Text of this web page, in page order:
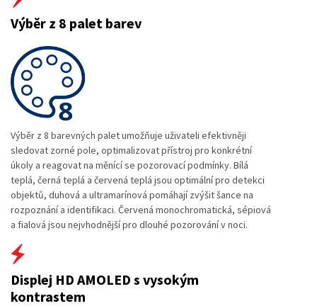
Výběr z 8 palet barev
Výběr z 8 barevných palet umožňuje uživateli efektivněji
sledovat zorné pole, optimalizovat přístroj pro konkrétní
úkoly a reagovat na měnící se pozorovací podmínky. Bílá
teplá, černá teplá a červená teplá jsou optimální pro detekci
objektů, duhová a ultramarínová pomáhají zvýšit šance na
rozpoznání a identifikaci. Červená monochromatická, sépiová
a fialová jsou nejvhodnější pro dlouhé pozorování v noci.
Displej HD AMOLED s vysokým
kontrastem